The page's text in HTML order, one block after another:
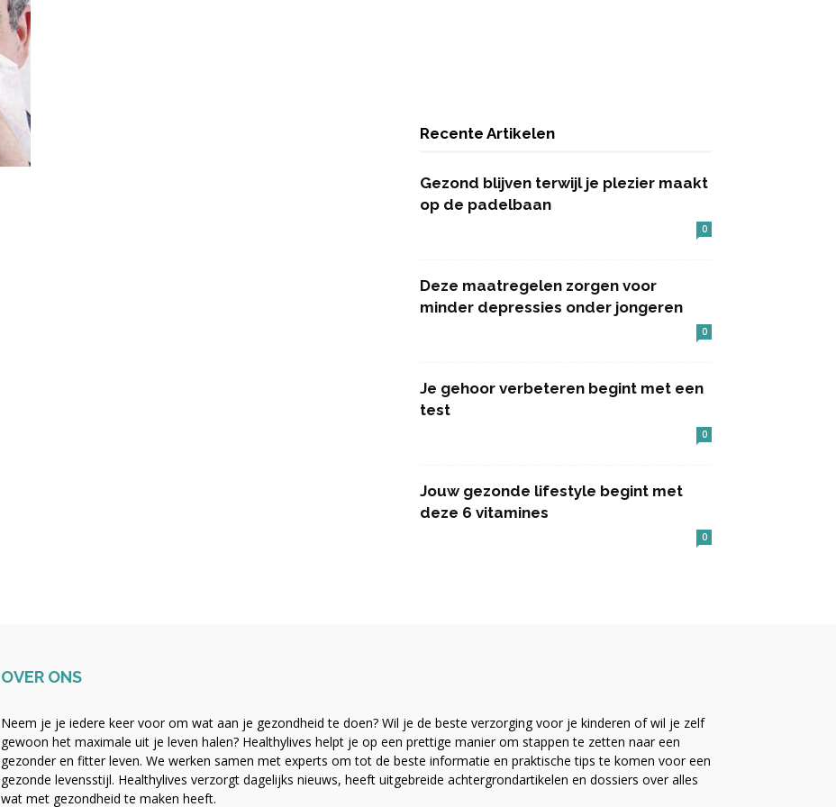
Recente Artikelen
Gezond blijven terwijl je plezier maakt
op de padelbaan
0
Deze maatregelen zorgen voor
minder depressies onder jongeren
0
Je gehoor verbeteren begint met een
test
0
Jouw gezonde lifestyle begint met
deze 6 vitamines
0
OVER ONS
Neem je je iedere keer voor om wat aan je gezondheid te doen? Wil je de beste verzorging voor je kinderen of wil je zelf
gewoon het maximale uit je leven halen? Healthylives helpt je op een prettige manier om stappen te zetten naar een
gezonder en fitter leven. We werken samen met experts om tot de beste informatie en praktische tips te komen voor een
gezonde levensstijl. Healthylives verzorgt dagelijks nieuws, heeft uitgebreide achtergrondartikelen en dossiers over alles
wat met gezondheid te maken heeft.